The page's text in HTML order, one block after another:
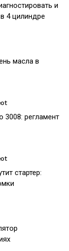
и
4 цилиндре
масла в
3008: регламент
стартер: